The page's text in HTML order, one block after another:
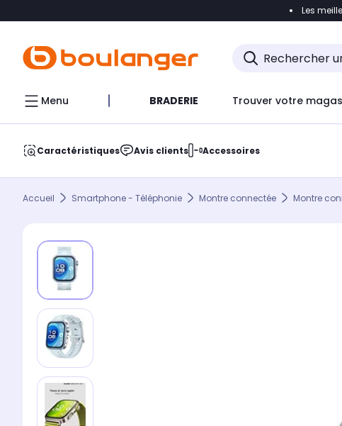
Accéder Les
Menu BRADERIE Trouver votre
Caractéristiques Avis clients Accessoires
Accueil Smartphone - Téléphonie Montre connectée Montre